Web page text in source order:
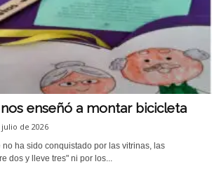
enseñó a montar bicicleta
de 2026
ha sido conquistado por las vitrinas, las
dos y lleve tres" ni por los...